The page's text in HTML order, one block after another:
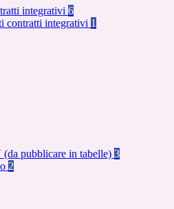
integrativi 6
contratti integrativi 1
pubblicare in tabelle) 3
2